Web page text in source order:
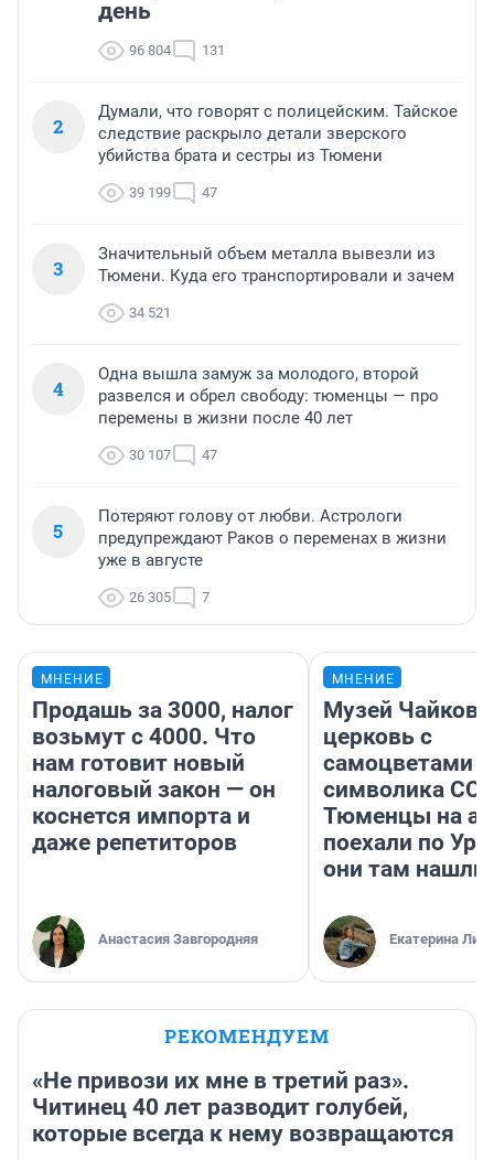
день
96 804 131
2
Думали, что говорят с полицейским. Тайское
следствие раскрыло детали зверского
убийства брата и сестры из Тюмени
39 199 47
3
Значительный объем металла вывезли из
Тюмени. Куда его транспортировали и зачем
34 521
4
Одна вышла замуж за молодого, второй
развелся и обрел свободу: тюменцы — про
перемены в жизни после 40 лет
30 107 47
5
Потеряют голову от любви. Астрологи
предупреждают Раков о переменах в жизни
уже в августе
26 305 7
МНЕНИЕ
Продашь за 3000, налог
возьмут с 4000. Что
нам готовит новый
налоговый закон — он
коснется импорта и
даже репетиторов
Анастасия Завгородняя
МНЕНИЕ
Музей
церковь с
самоцветами
символика
Тюменцы на
поехали по
они там нашли
Екатерина
РЕКОМЕНДУЕМ
«Не привози их мне в третий раз».
Читинец 40 лет разводит голубей,
которые всегда к нему возвращаются